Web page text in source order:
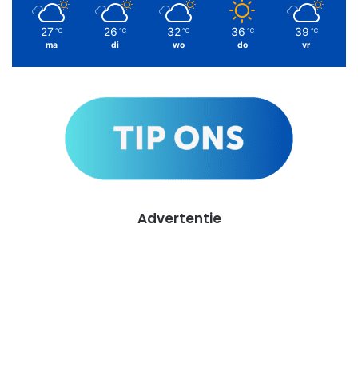
27 ℃
ma
26 ℃
di
32 ℃
wo
36 ℃
do
39 ℃
vr
Advertentie